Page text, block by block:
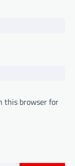
this browser for